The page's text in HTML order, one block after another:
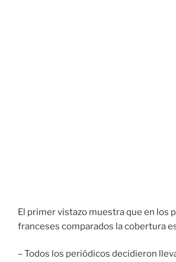
El primer vistazo muestra que en los
franceses comparados la cobertura
– Todos los periódicos decidieron